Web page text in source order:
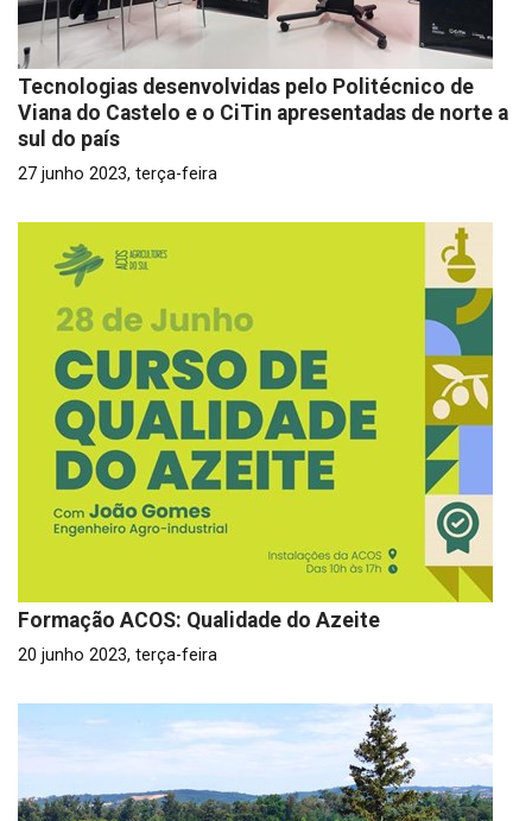
Tecnologias desenvolvidas pelo Politécnico de
Viana do Castelo e o CiTin apresentadas de norte a
sul do país
27 junho 2023, terça-feira
Formação ACOS: Qualidade do Azeite
20 junho 2023, terça-feira